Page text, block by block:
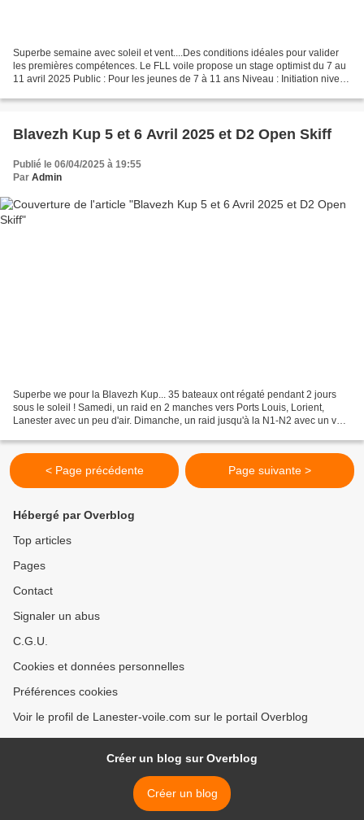
Superbe semaine avec soleil et vent....Des conditions idéales pour valider
les premières compétences. Le FLL voile propose un stage optimist du 7 au
11 avril 2025 Public : Pour les jeunes de 7 à 11 ans Niveau : Initiation niveau
Blavezh Kup 5 et 6 Avril 2025 et D2 Open Skiff
Publié le 06/04/2025 à 19:55
Par Admin
Superbe we pour la Blavezh Kup... 35 bateaux ont régaté pendant 2 jours
sous le soleil ! Samedi, un raid en 2 manches vers Ports Louis, Lorient,
Lanester avec un peu d'air. Dimanche, un raid jusqu'à la N1-N2 avec un vent
< Page précédente Page suivante >
Hébergé par Overblog
Top articles
Pages
Contact
Signaler un abus
C.G.U.
Cookies et données personnelles
Préférences cookies
Voir le profil de Lanester-voile.com sur le portail Overblog
Créer un blog sur Overblog
Créer un blog